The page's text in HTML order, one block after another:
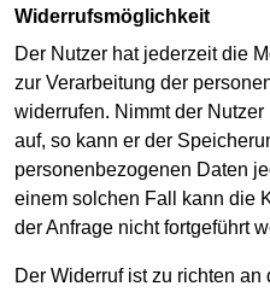
Widerrufsmöglichkeit
Der Nutzer hat jederzeit die
zur Verarbeitung der
widerrufen. Nimmt der
auf, so kann er der
personenbezogenen Daten
einem solchen Fall kann die
der Anfrage nicht fortgeführt
Der Widerruf ist zu richten